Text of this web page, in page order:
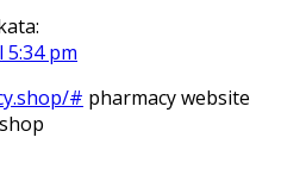
5:34 pm
# pharmacy website